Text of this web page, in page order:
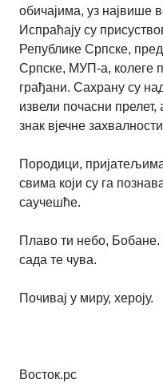
обичајима, уз највише
Испраћају су
Републике Српске,
Српске, МУП-а, колеге
грађани. Сахрану су
извели почасни
знак вјечне
Породици,
свима који су га
саучешће.
Плаво ти небо, Бобане.
сада те чува.
Почивај у миру, хероју.
Восток.рс